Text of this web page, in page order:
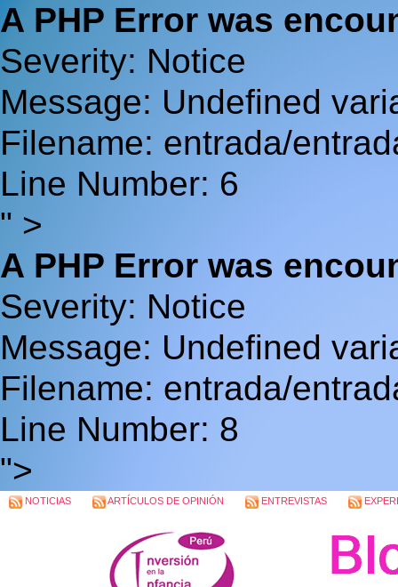
A PHP Error was
Severity: Notice
Message: Undefined
Filename: entrada/
Line Number: 6
" >
A PHP Error was
Severity: Notice
Message: Undefined
Filename: entrada/
Line Number: 8
">
NOTICIAS ARTÍCULOS DE OPINIÓN ENTREVISTAS